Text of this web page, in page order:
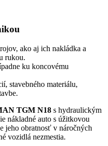
ako aj ich nakládka a
rukou.
ku koncovému
stavebného materiálu,
TGM N18 s hydraulickým
nákladné auto s úžitkovou
jeho obratnosť v náročných
vozidlá nezmestia.